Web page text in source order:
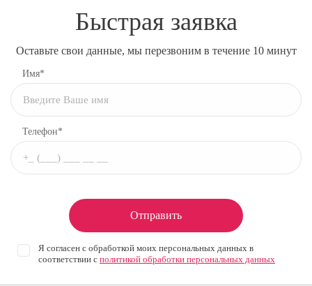
Быстрая заявка
Оставьте свои данные, мы перезвоним в течение 10 минут
Имя*
Телефон*
Отправить
Я согласен с обработкой моих персональных данных в
соответствии с политикой обработки персональных данных